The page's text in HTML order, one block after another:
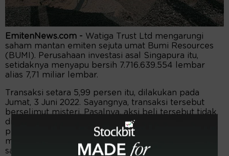
EmitenNews.com - Watiga Trust Ltd mengarungi
saham mantan emiten sejuta umat Bumi Resources
(BUMI). Perusahaan investasi asal Singapura itu,
setidaknya menyapu bersih 7.716.639.554 lembar
alias 7,71 miliar lembar.
Transaksi setara 5,99 persen itu, dilakukan pada
Jumat, 3 Juni 2022. Sayangnya, transaksi tersebut
berselimut misteri. Pasalnya, aksi beli tersebut tidak
dilengkapi daftar harga, tujuan transaksi, dan nilai
pembelian. Nah, salah satu clue atau petunjuk untuk
membuka selubung aksi senyap itu, yaitu gerak
saham emiten tambang batu bara di bawah panji